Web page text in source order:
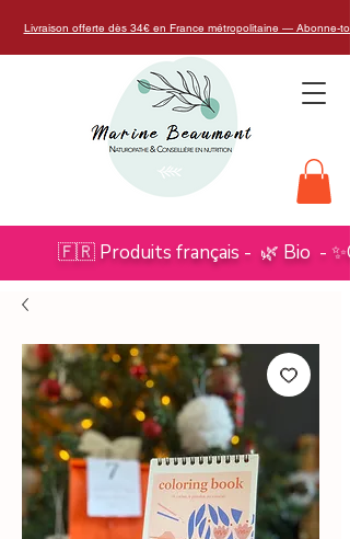
Livraison offerte dès 34€ en France métropolitaine — Abonne-toi
🇫🇷 Produits français - 🌿 Bio -